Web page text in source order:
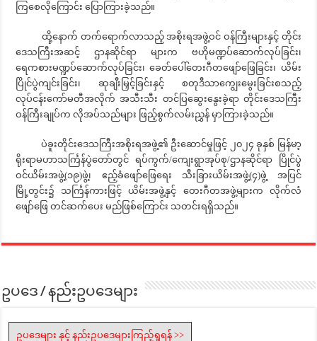
ကြစေလိုကြောင်း ပြောကြားခဲ့သည်။
ထို့နောက် တက်ရောက်လာသည့် အစိုးရအဖွဲ့ဝင် ဝန်ကြီးများနှင့် တိုင်း
ဒေသကြီးအဆင့် ဌာနဆိုင်ရာ များက ဗဟိုမဏ္ဍပ်ဆောက်လုပ်ခြင်း၊
ရေကစားမဏ္ဍပ်ဆောက်လုပ်ခြင်း၊ ခေတ်ပေါ်တေးဂီတဖျော်ဖြေခြင်း၊ ယိမ်း
ပြိုင်ပွဲကျင်းခြင်း၊ ဆုချီးမြှင့်ခြင်းနှင့် စတုဒီသာကျွေးမွေးခြင်းစသည့်
လုပ်ငန်းကော်မတီအလိုက် အသီးသီး တင်ပြဆွေးနွေးခဲ့ရာ တိုင်းဒေသကြီး
ဝန်ကြီးချုပ်က လိုအပ်သည်များ ဖြည့်စွက်လမ်းညွှန် မှာကြားခဲ့သည်။
ပဲခူးတိုင်းဒေသကြီးအစိုးရအဖွဲ့၏ ဦးဆောင်မှုဖြင့် ၂၀၂၄ ခုနှစ် မြန်မာ့
ရိုးရာမဟာသင်္ကြန်ပွဲတော်တွင် ရပ်ကွက်/ကျေးရွာအုပ်စု/ဌာနဆိုင်ရာ ပြိုင်ပွဲ
ဝင်ယိမ်းအဖွဲ့(၁၉)ဖွဲ့၊ ဧည့်ခံဖျော်ဖြေရေး သီးခြားယိမ်းအဖွဲ့(၄)ဖွဲ့ အပြင်
မြို့တွင်း၌ သင်္ကြန်ကားဖြင့် ယိမ်းအဖွဲ့နှင့် တေးဂီတအဖွဲ့များက လိုက်လံ
ဖျော်ဖြေ တင်ဆက်ပေး မည်ဖြစ်ကြောင်း သတင်းရရှိသည်။
ဥပဒေ / နည်းဥပဒေများ
ဥပဒေများ နှင့် နည်းဥပဒေများကြည့်ရှုရန် >>